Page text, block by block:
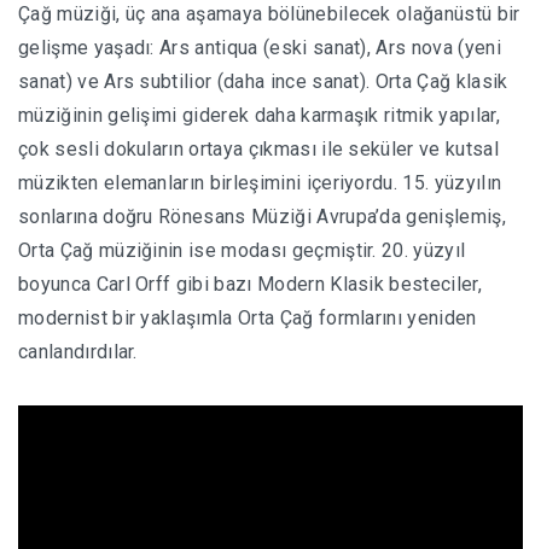
Çağ müziği, üç ana aşamaya bölünebilecek olağanüstü bir
gelişme yaşadı: Ars antiqua (eski sanat), Ars nova (yeni
sanat) ve Ars subtilior (daha ince sanat). Orta Çağ klasik
müziğinin gelişimi giderek daha karmaşık ritmik yapılar,
çok sesli dokuların ortaya çıkması ile seküler ve kutsal
müzikten elemanların birleşimini içeriyordu. 15. yüzyılın
sonlarına doğru Rönesans Müziği Avrupa’da genişlemiş,
Orta Çağ müziğinin ise modası geçmiştir. 20. yüzyıl
boyunca Carl Orff gibi bazı Modern Klasik besteciler,
modernist bir yaklaşımla Orta Çağ formlarını yeniden
canlandırdılar.